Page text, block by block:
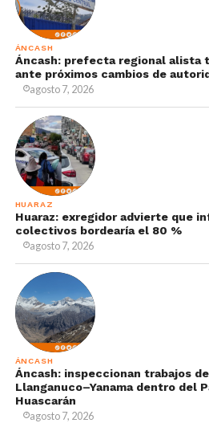
ÁNCASH
Áncash: prefecta regional alista
ante próximos cambios de
agosto 7, 2026
HUARAZ
Huaraz: exregidor advierte que
colectivos bordearía el 80 %
agosto 7, 2026
ÁNCASH
Áncash: inspeccionan trabajos
Llanganuco–Yanama dentro del
Huascarán
agosto 7, 2026